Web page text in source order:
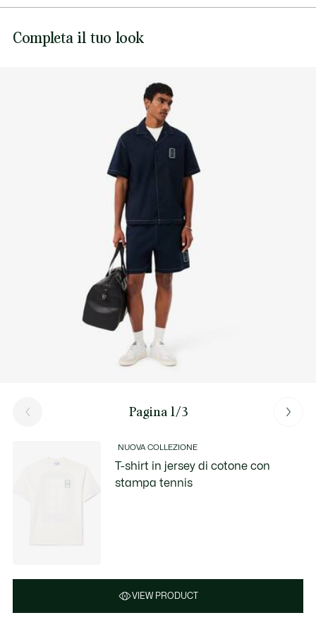
Bottoni con marchio
NON CANDEGGIARE
NON ASCIUGARE A SECCO
LAVAGGIO A SECCO NORMALE
NO PULIZIA UMIDA PROFESSIONALE
ASCIUGARE STESO
processo di produzione. Trasparenza della catena del
Completa il tuo look
Pagina 1/3
NUOVA COLLEZIONE
T-shirt in jersey di cotone con
stampa tennis
VIEW PRODUCT